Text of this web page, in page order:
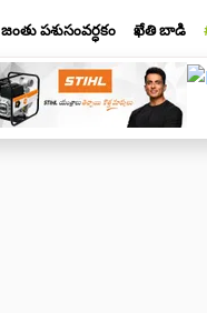
జంతు పశుసంవర్ధకం ఖేతి బాడి